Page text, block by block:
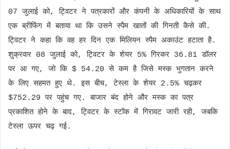
07 जुलाई को, ट्विटर ने पत्रकारों और कंपनी के अधिकारियों के साथ
एक ब्रीफिंग में बताया था कि उसने स्पैम खातों की गिनती कैसे की.
ट्विटर ने कहा कि वह हर दिन एक मिलियन स्पैम अकाउंट हटाता है.
शुक्रवार 08 जुलाई को, ट्विटर के शेयर 5% गिरकर 36.81 डॉलर
पर आ गए, जो कि $ 54.20 से कम है जिसे मस्क भुगतान करने
के लिए सहमत हुए थे. इस बीच, टेस्ला के शेयर 2.5% चढ़कर
$752.29 पर पहुंच गए. बाजार बंद होने और मस्क का पत्र
प्रकाशित होने के बाद, ट्विटर के स्टॉक में गिरावट जारी रही, जबकि
टेस्ला ऊपर चढ़ गई.